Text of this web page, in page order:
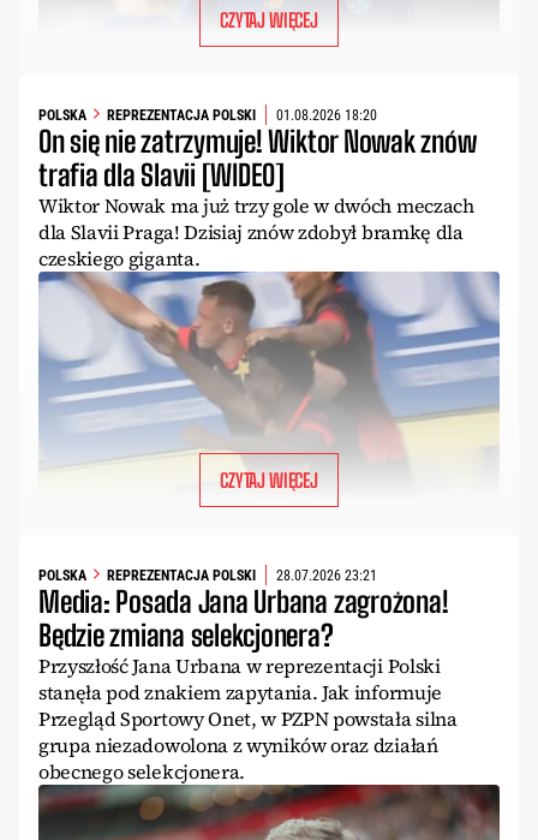
CZYTAJ WIĘCEJ
POLSKA REPREZENTACJA POLSKI 01.08.2026 18:20
On się nie zatrzymuje! Wiktor Nowak znów
trafia dla Slavii [WIDEO]
Wiktor Nowak ma już trzy gole w dwóch meczach
dla Slavii Praga! Dzisiaj znów zdobył bramkę dla
czeskiego giganta.
CZYTAJ WIĘCEJ
POLSKA REPREZENTACJA POLSKI 28.07.2026 23:21
Media: Posada Jana Urbana zagrożona!
Będzie zmiana selekcjonera?
Przyszłość Jana Urbana w reprezentacji Polski
stanęła pod znakiem zapytania. Jak informuje
Przegląd Sportowy Onet, w PZPN powstała silna
grupa niezadowolona z wyników oraz działań
obecnego selekcjonera.